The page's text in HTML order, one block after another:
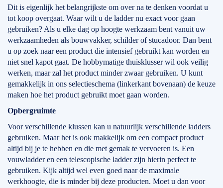
Dit is eigenlijk het belangrijkste om over na te denken voordat u
tot koop overgaat. Waar wilt u de ladder nu exact voor gaan
gebruiken? Als u elke dag op hoogte werkzaam bent vanuit uw
werkzaamheden als bouwvakker, schilder of stucadoor. Dan bent
u op zoek naar een product die intensief gebruikt kan worden en
niet snel kapot gaat. De hobbymatige thuisklusser wil ook veilig
werken, maar zal het product minder zwaar gebruiken. U kunt
gemakkelijk in ons selectieschema (linkerkant bovenaan) de keuze
maken hoe het product gebruikt moet gaan worden.
Opbergruimte
Voor verschillende klussen kan u natuurlijk verschillende ladders
gebruiken. Maar het is ook makkelijk om een compact product
altijd bij je te hebben en die met gemak te vervoeren is. Een
vouwladder en een telescopische ladder zijn hierin perfect te
gebruiken. Kijk altijd wel even goed naar de maximale
werkhoogte, die is minder bij deze producten. Moet u dan voor